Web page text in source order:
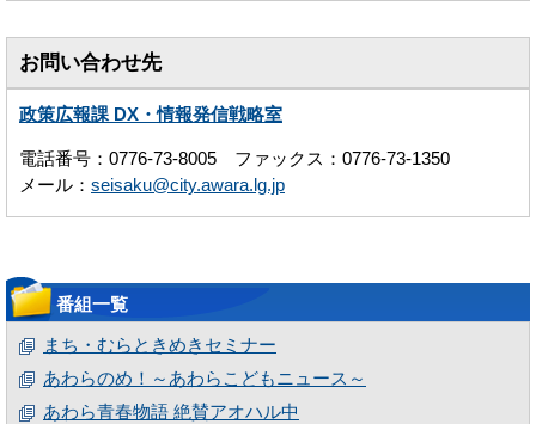
お問い合わせ先
政策広報課 DX・情報発信戦略室
電話番号：0776-73-8005 ファックス：0776-73-1350
メール： seisaku@city.awara.lg.jp
番組一覧
まち・むらときめきセミナー
あわらのめ！～あわらこどもニュース～
あわら青春物語 絶賛アオハル中